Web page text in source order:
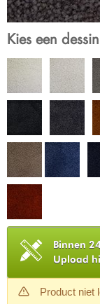
Kies een
Binnen
Upload
Product niet